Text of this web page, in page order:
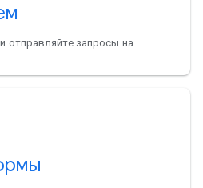
отправляйте запросы на